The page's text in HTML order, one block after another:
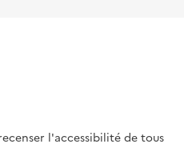
l'accessibilité de tous